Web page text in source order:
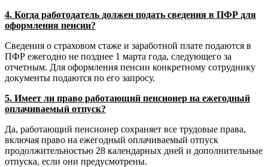
4. Когда работодатель должен подать сведения в ПФР для
оформления пенсии?
Сведения о страховом стаже и заработной плате подаются в
ПФР ежегодно не позднее 1 марта года, следующего за
отчетным. Для оформления пенсии конкретному сотруднику
документы подаются по его запросу.
5. Имеет ли право работающий пенсионер на ежегодный
оплачиваемый отпуск?
Да, работающий пенсионер сохраняет все трудовые права,
включая право на ежегодный оплачиваемый отпуск
продолжительностью 28 календарных дней и дополнительные
отпуска, если они предусмотрены.